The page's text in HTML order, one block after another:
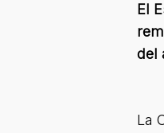
El
del
La